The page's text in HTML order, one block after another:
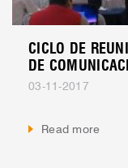
CICLO DE
DE
03-11-2017
Read more